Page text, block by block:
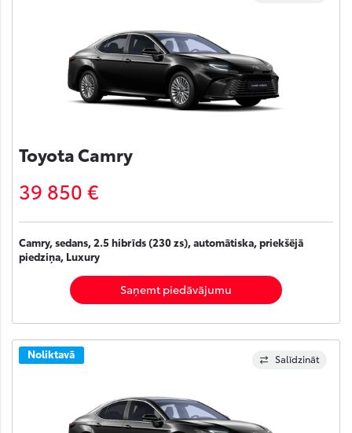
Toyota Camry
39 850 €
Camry, sedans, 2.5 hibrīds (230 zs), automātiska, priekšējā
piedziņa, Luxury
Saņemt piedāvājumu
Salīdzināt
Noliktavā